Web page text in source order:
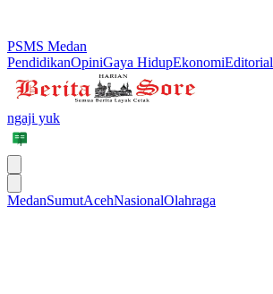
PSMS Medan
PendidikanOpiniGaya HidupEkonomiEditorial
ngaji yuk
MedanSumutAcehNasionalOlahraga